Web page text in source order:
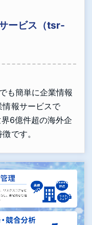
ービス（tsr-
も簡単に企業情報
情報サービスで
6億件超の海外企
です。